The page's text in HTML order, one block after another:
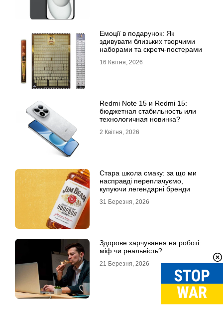
Емоції в подарунок: Як
здивувати близьких творчими
наборами та скретч-постерами
16 Квітня, 2026
Redmi Note 15 и Redmi 15:
бюджетная стабильность или
технологичная новинка?
2 Квітня, 2026
Стара школа смаку: за що ми
насправді переплачуємо,
купуючи легендарні бренди
31 Березня, 2026
Здорове харчування на роботі:
міф чи реальність?
21 Березня, 2026